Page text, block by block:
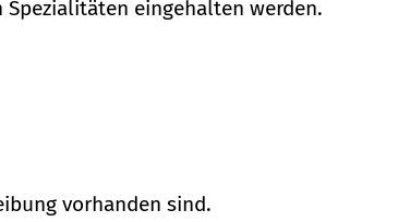
eingehalten werden.
vorhanden sind.